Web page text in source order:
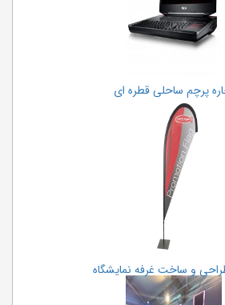
پرچم ساحلی قطره ای
و ساخت غرفه نمایشگاه